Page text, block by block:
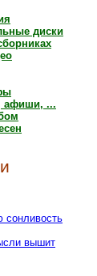
диски
афиши, ...
сонливость
вышит